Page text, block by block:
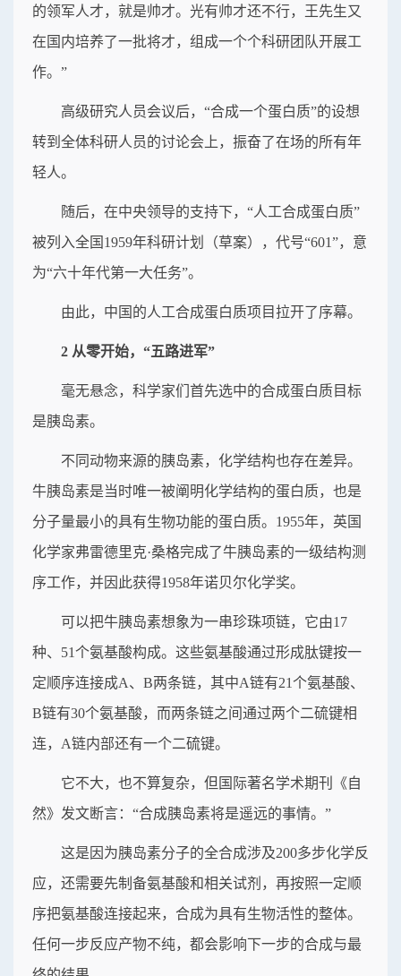
的领军人才，就是帅才。光有帅才还不行，王先生又
在国内培养了一批将才，组成一个个科研团队开展工
作。”
高级研究人员会议后，“合成一个蛋白质”的设想
转到全体科研人员的讨论会上，振奋了在场的所有年
轻人。
随后，在中央领导的支持下，“人工合成蛋白质”
被列入全国1959年科研计划（草案），代号“601”，意
为“六十年代第一大任务”。
由此，中国的人工合成蛋白质项目拉开了序幕。
2 从零开始，“五路进军”
毫无悬念，科学家们首先选中的合成蛋白质目标
是胰岛素。
不同动物来源的胰岛素，化学结构也存在差异。
牛胰岛素是当时唯一被阐明化学结构的蛋白质，也是
分子量最小的具有生物功能的蛋白质。1955年，英国
化学家弗雷德里克·桑格完成了牛胰岛素的一级结构测
序工作，并因此获得1958年诺贝尔化学奖。
可以把牛胰岛素想象为一串珍珠项链，它由17
种、51个氨基酸构成。这些氨基酸通过形成肽键按一
定顺序连接成A、B两条链，其中A链有21个氨基酸、
B链有30个氨基酸，而两条链之间通过两个二硫键相
连，A链内部还有一个二硫键。
它不大，也不算复杂，但国际著名学术期刊《自
然》发文断言：“合成胰岛素将是遥远的事情。”
这是因为胰岛素分子的全合成涉及200多步化学反
应，还需要先制备氨基酸和相关试剂，再按照一定顺
序把氨基酸连接起来，合成为具有生物活性的整体。
任何一步反应产物不纯，都会影响下一步的合成与最